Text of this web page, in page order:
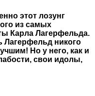
этот лозунг
из самых
Карла Лагерфельда.
Лагерфельд никого
Но у него, как и
свои идолы,